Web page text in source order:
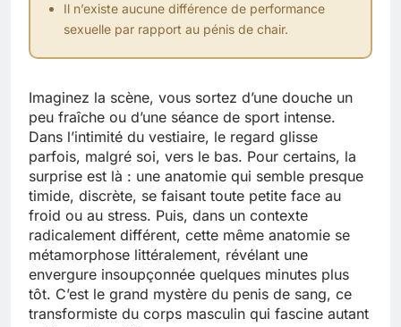
Il n’existe aucune différence de performance
sexuelle par rapport au pénis de chair.
Imaginez la scène, vous sortez d’une douche un
peu fraîche ou d’une séance de sport intense.
Dans l’intimité du vestiaire, le regard glisse
parfois, malgré soi, vers le bas. Pour certains, la
surprise est là : une anatomie qui semble presque
timide, discrète, se faisant toute petite face au
froid ou au stress. Puis, dans un contexte
radicalement différent, cette même anatomie se
métamorphose littéralement, révélant une
envergure insoupçonnée quelques minutes plus
tôt. C’est le grand mystère du penis de sang, ce
transformiste du corps masculin qui fascine autant